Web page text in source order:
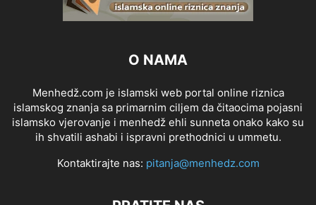
O NAMA
Menhedž.com je islamski web portal online riznica
islamskog znanja sa primarnim ciljem da čitaocima pojasni
islamsko vjerovanje i menhedž ehli sunneta onako kako su
ih shvatili ashabi i ispravni prethodnici u ummetu.
Kontaktirajte nas: pitanja@menhedz.com